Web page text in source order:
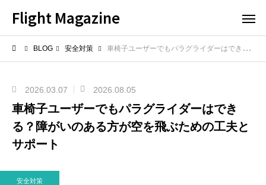
Flight Magazine
BLOG 安全対策 車椅子ユーザーでもパラグライダーはできる？障がいのある方が空を飛ぶための工夫とサポート
2026.03.07 2026.08.05
車椅子ユーザーでもパラグライダーはでき
る？障がいのある方が空を飛ぶための工夫と
サポート
安全対策